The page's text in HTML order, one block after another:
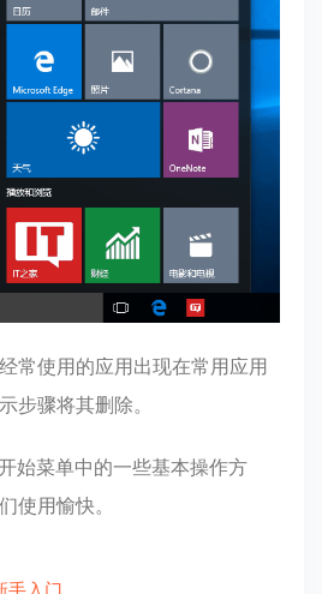
常使用的应用出现在常用应用
步骤将其删除。
始菜单中的一些基本操作方
使用愉快。
手入门